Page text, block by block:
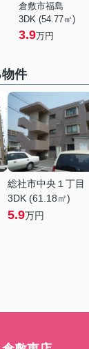
倉敷市福島
3DK (54.77㎡)
3.9万円
件
総社市中央１丁目
3DK (61.18㎡)
5.9万円